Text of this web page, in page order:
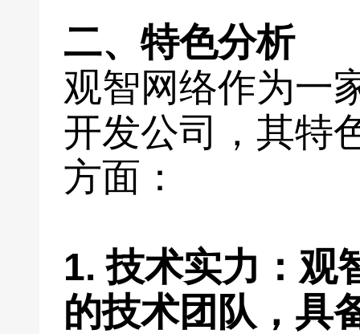
二、特色分析
观智网络作为一
开发公司，其特
方面：
1. 技术实力：观
的技术团队，具